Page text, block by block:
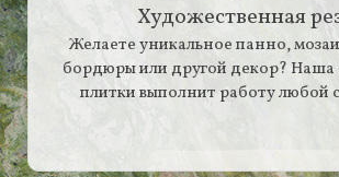
Художественная
Желаете уникальное панно,
бордюры или другой декор? Наша
плитки выполнит работу любой